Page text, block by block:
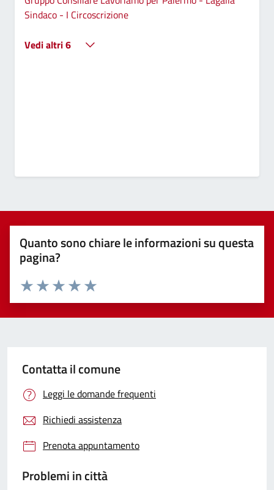
Sindaco - I Circoscrizione
Vedi altri 6
Quanto sono chiare le informazioni su questa
pagina?
Valuta 5 stelle su 5
Valuta 4 stelle su 5
Valuta 3 stelle su 5
Valuta 2 stelle su 5
Valuta 1 stelle su 5
Contatta il comune
Leggi le domande frequenti
Richiedi assistenza
Prenota appuntamento
Problemi in città